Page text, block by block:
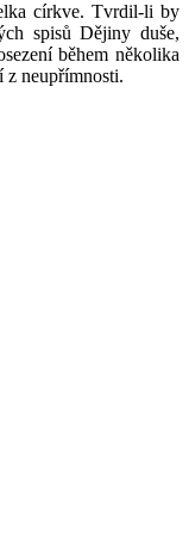
církve. Tvrdil-li by
spisů Dějiny duše,
během několika
z neupřímnosti.